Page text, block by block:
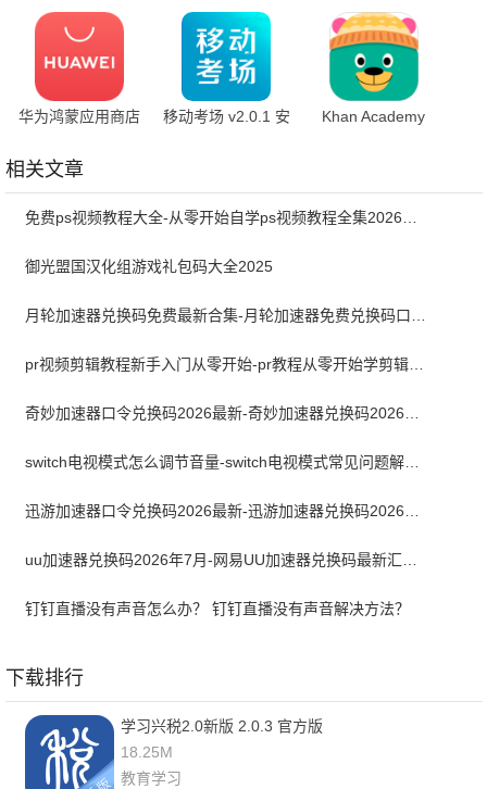
方版
v2.0.115 手机版
5.5.60016 官方正
版
华为鸿蒙应用商店
移动考场 v2.0.1 安
Khan Academy
相关文章
御光盟国汉化组游戏礼包码大全2025
pr视频剪辑教程新手入门从零开始-pr教程从零开始学剪辑全集免费
switch电视模式怎么调节音量-switch电视模式常见问题解决方案
钉钉直播没有声音怎么办？ 钉钉直播没有声音解决方法？
下载排行
学习兴税2.0新版 2.0.3 官方版
18.25M
教育学习